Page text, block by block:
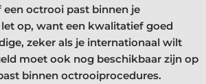
octrooi past binnen je
let op, want een kwalitatief goed
zeker als je internationaal wilt
moet ook nog beschikbaar zijn op
binnen octrooiprocedures.